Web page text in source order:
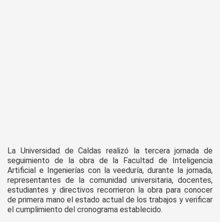
La Universidad de Caldas realizó la tercera jornada de
seguimiento de la obra de la Facultad de Inteligencia
Artificial e Ingenierías con la veeduría, durante la jornada,
representantes de la comunidad universitaria, docentes,
estudiantes y directivos recorrieron la obra para conocer
de primera mano el estado actual de los trabajos y verificar
el cumplimiento del cronograma establecido.